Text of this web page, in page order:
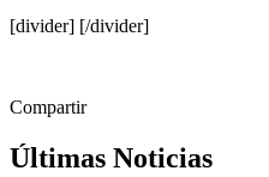
[divider] [/divider]
Compartir
Últimas Noticias